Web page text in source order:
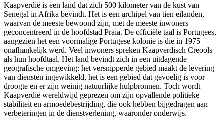
Kaapverdië is een land dat zich 500 kilometer van de kust van
Senegal in Afrika bevindt. Het is een archipel van tien eilanden,
waarvan de meeste bewoond zijn, met de meeste inwoners
geconcentreerd in de hoofdstad Praia. De officiële taal is Portugees,
aangezien het een voormalige Portugese kolonie is die in 1975
onafhankelijk werd. Veel inwoners spreken Kaapverdisch Creools
als hun hoofdtaal. Het land bevindt zich in een uitdagende
geografische omgeving: het versnipperde gebied maakt de levering
van diensten ingewikkeld, het is een gebied dat gevoelig is voor
droogte en er zijn weinig natuurlijke hulpbronnen. Toch wordt
Kaapverdië wereldwijd geprezen om zijn opvallende politieke
stabiliteit en armoedebestrijding, die ook hebben bijgedragen aan
verbeteringen in de dienstverlening, waaronder onderwijs.